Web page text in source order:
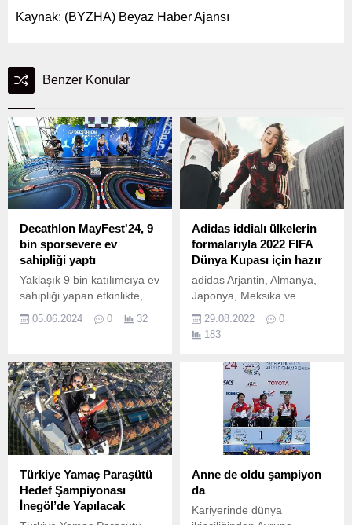
Kaynak: (BYZHA) Beyaz Haber Ajansı
Benzer Konular
Decathlon MayFest'24, 9
bin sporsevere ev
sahipliği yaptı
Yaklaşık 9 bin katılımcıya ev
sahipliği yapan etkinlikte,
spor aktivitelerinin ardından,
Can Bonomo sahne aldı.
05.06.2024 0 32
Adidas iddialı ülkelerin
formalarıyla 2022 FIFA
Dünya Kupası için hazır
adidas Arjantin, Almanya,
Japonya, Meksika ve
dünyanın en büyük spor
sahnesi 2022 FIFA Dünya
Saha” ve “Deplasman”
formalarını beğeniye
sunuyor.
29.08.2022
0
183
Türkiye Yamaç Paraşütü
Hedef Şampiyonası
İnegöl’de Yapılacak
Anne de oldu şampiyon
da
Kariyerinde dünya